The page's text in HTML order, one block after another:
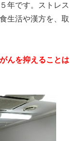
年です。ストレス
生活や漢方を、取
んを抑えることは